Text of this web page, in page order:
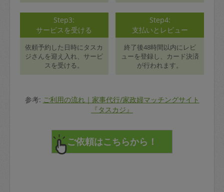
Step3:
サービスを受ける
依頼予約した日時にタスカ
ジさんを迎え入れ、サービ
スを受ける。
Step4:
支払いとレビュー
終了後48時間以内にレビ
ューを登録し、カード決済
が行われます。
参考: ご利用の流れ｜家事代行/家政婦マッチングサイト
『タスカジ』